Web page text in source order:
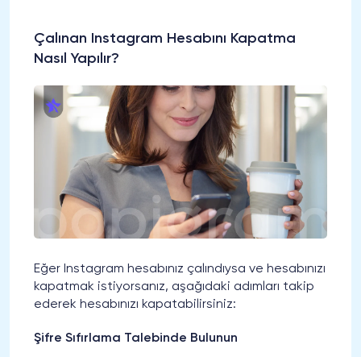
Çalınan Instagram Hesabını Kapatma
Nasıl Yapılır?
Eğer Instagram hesabınız çalındıysa ve hesabınızı
kapatmak istiyorsanız, aşağıdaki adımları takip
ederek hesabınızı kapatabilirsiniz:
Şifre Sıfırlama Talebinde Bulunun